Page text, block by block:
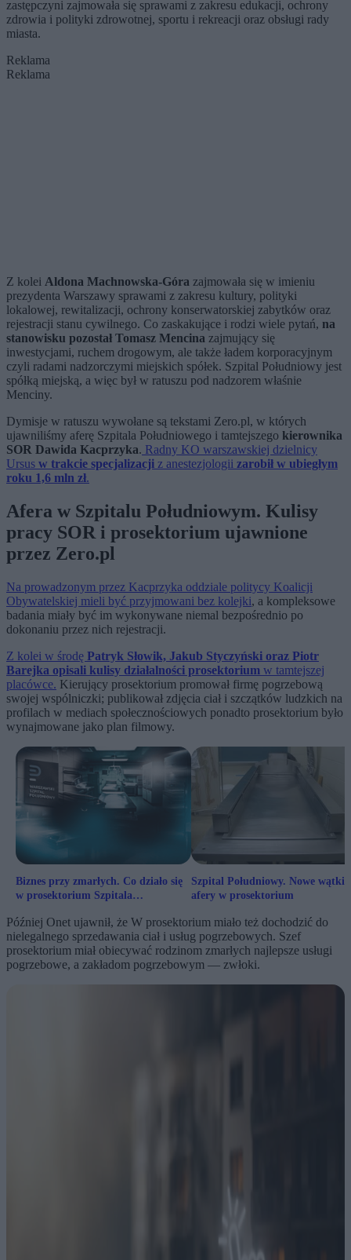
zastępczyni zajmowała się sprawami z zakresu edukacji, ochrony
zdrowia i polityki zdrowotnej, sportu i rekreacji oraz obsługi rady
miasta.
Reklama
Reklama
Z kolei Aldona Machnowska-Góra zajmowała się w imieniu
prezydenta Warszawy sprawami z zakresu kultury, polityki
lokalowej, rewitalizacji, ochrony konserwatorskiej zabytków oraz
rejestracji stanu cywilnego. Co zaskakujące i rodzi wiele pytań, na
stanowisku pozostał Tomasz Mencina zajmujący się
inwestycjami, ruchem drogowym, ale także ładem korporacyjnym
czyli radami nadzorczymi miejskich spółek. Szpital Południowy jest
spółką miejską, a więc był w ratuszu pod nadzorem właśnie
Menciny.
Dymisje w ratuszu wywołane są tekstami Zero.pl, w których
ujawniliśmy aferę Szpitala Południowego i tamtejszego kierownika
SOR Dawida Kacprzyka. Radny KO warszawskiej dzielnicy
Ursus w trakcie specjalizacji z anestezjologii zarobił w ubiegłym
roku 1,6 mln zł.
Afera w Szpitalu Południowym. Kulisy
pracy SOR i prosektorium ujawnione
przez Zero.pl
Na prowadzonym przez Kacprzyka oddziale politycy Koalicji
Obywatelskiej mieli być przyjmowani bez kolejki, a kompleksowe
badania miały być im wykonywane niemal bezpośrednio po
dokonaniu przez nich rejestracji.
Z kolei w środę Patryk Słowik, Jakub Styczyński oraz Piotr
Barejka opisali kulisy działalności prosektorium w tamtejszej
placówce. Kierujący prosektorium promował firmę pogrzebową
swojej wspólniczki; publikował zdjęcia ciał i szczątków ludzkich na
profilach w mediach społecznościowych ponadto prosektorium było
wynajmowane jako plan filmowy.
Biznes przy zmarłych. Co działo się
w prosektorium Szpitala
Szpital Południowy. Nowe wątki
afery w prosektorium
Później Onet ujawnił, że W prosektorium miało też dochodzić do
nielegalnego sprzedawania ciał i usług pogrzebowych. Szef
prosektorium miał obiecywać rodzinom zmarłych najlepsze usługi
pogrzebowe, a zakładom pogrzebowym — zwłoki.